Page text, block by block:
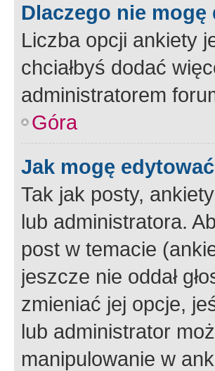
Dlaczego nie
Liczba opcji ankiety
chciałbyś dodać
administratorem
Góra
Jak mogę
Tak jak posty,
lub administratora.
post w temacie
jeszcze nie oddał
zmieniać jej opcje,
lub administrator
manipulowanie w